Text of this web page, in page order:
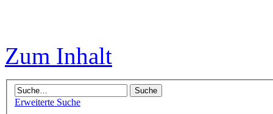
Zum Inhalt
Erweiterte Suche